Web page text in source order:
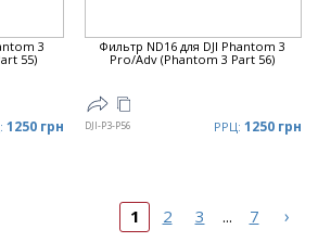
3
55)
1250 грн
Фильтр ND16 для DJI Phantom 3
Pro/Adv (Phantom 3 Part 56)
DJI-P3-P56 РРЦ: 1250 грн
1 2 3 ... 7 ›